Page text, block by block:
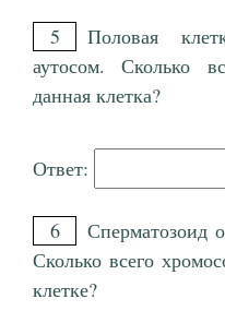
5
Половая
аутосом. Сколько
данная клетка?
Ответ:
6
Сперматозоид
Сколько всего
клетке?